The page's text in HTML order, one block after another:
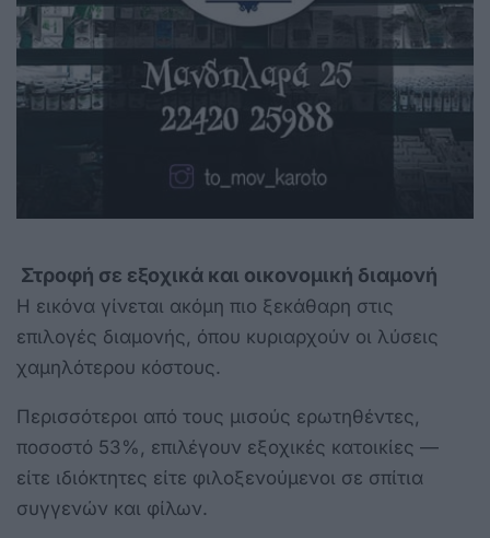
Στροφή σε εξοχικά και οικονομική διαμονή
Η εικόνα γίνεται ακόμη πιο ξεκάθαρη στις
επιλογές διαμονής, όπου κυριαρχούν οι λύσεις
χαμηλότερου κόστους.
Περισσότεροι από τους μισούς ερωτηθέντες,
ποσοστό 53%, επιλέγουν εξοχικές κατοικίες —
είτε ιδιόκτητες είτε φιλοξενούμενοι σε σπίτια
συγγενών και φίλων.